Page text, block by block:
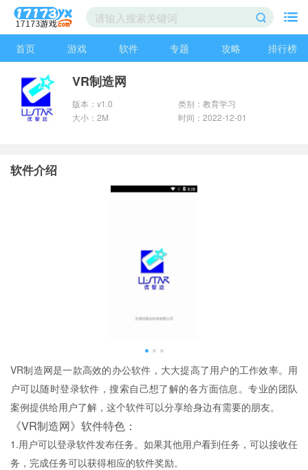
首页 游戏 软件 专题 攻略 排行榜
VR制造网
版本：v1.0
类别：教育学习
大小：2M
时间：2022-12-01
软件介绍
VR制造网是一款高效的办公软件，大大提高了用户的工作效率。用
户可以随时登录软件，搜索自己想了解的各方面信息。专业的团队
案例提供给用户了解，这个软件可以分享给身边有需要的朋友。
《VR制造网》软件特色：
1.用户可以登录软件发布任务。如果其他用户看到任务，可以接收任
务，完成任务可以获得相应的软件奖励。